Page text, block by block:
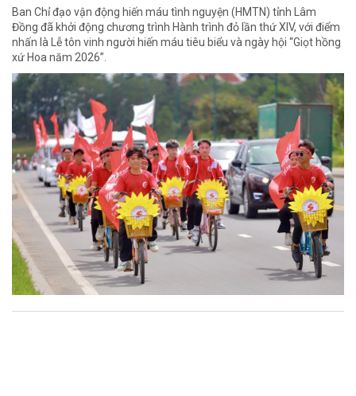
Ban Chỉ đạo vận động hiến máu tình nguyện (HMTN) tỉnh Lâm
Đồng đã khởi động chương trình Hành trình đỏ lần thứ XIV, với điểm
nhấn là Lễ tôn vinh người hiến máu tiêu biểu và ngày hội “Giọt hồng
xứ Hoa năm 2026”.